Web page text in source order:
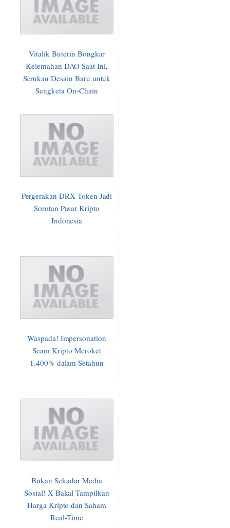
Vitalik Buterin Bongkar
Kelemahan DAO Saat Ini,
Serukan Desain Baru untuk
Sengketa On-Chain
Pergerakan DRX Token Jadi
Sorotan Pasar Kripto
Indonesia
Waspada! Impersonation
Scam Kripto Meroket
1.400% dalam Setahun
Bukan Sekadar Media
Sosial! X Bakal Tampilkan
Harga Kripto dan Saham
Real-Time